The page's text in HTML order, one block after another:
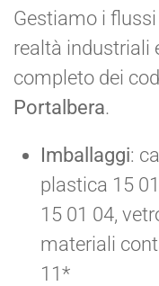
Gestiamo i
realtà industriali
completo dei
Portalbera.
Imballaggi:
plastica 15
15 01 04,
materiali
11*